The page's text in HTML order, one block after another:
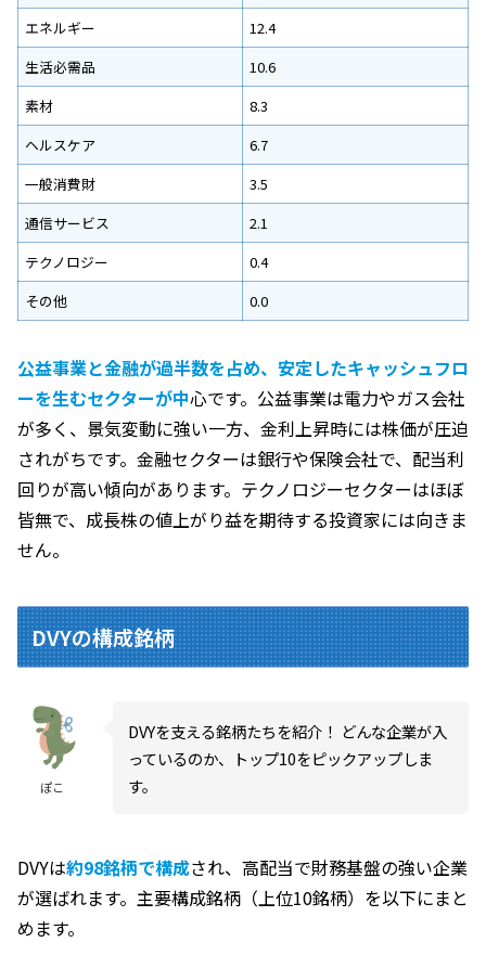
エネルギー
12.4
生活必需品
10.6
素材
8.3
ヘルスケア
6.7
一般消費財
3.5
通信サービス
2.1
テクノロジー
0.4
その他
0.0
公益事業と金融が過半数を占め、安定したキャッシュフロ
ーを生むセクターが中心です。公益事業は電力やガス会社
が多く、景気変動に強い一方、金利上昇時には株価が圧迫
されがちです。金融セクターは銀行や保険会社で、配当利
回りが高い傾向があります。テクノロジーセクターはほぼ
皆無で、成長株の値上がり益を期待する投資家には向きま
せん。
DVYの構成銘柄
ぽこ
DVYを支える銘柄たちを紹介！ どんな企業が入
っているのか、トップ10をピックアップしま
す。
DVYは約98銘柄で構成され、高配当で財務基盤の強い企業
が選ばれます。主要構成銘柄（上位10銘柄）を以下にまと
めます。